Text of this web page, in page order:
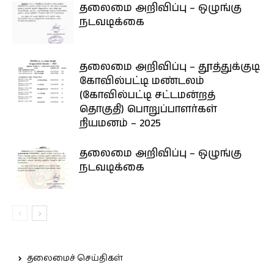
தலைமை அறிவிப்பு – ஒழுங்கு
நடவடிக்கை
தலைமை அறிவிப்பு – தூத்துக்குடி
கோவில்பட்டி மண்டலம்
(கோவில்பட்டி சட்டமன்றத்
தொகுதி) பொறுப்பாளர்கள்
நியமனம் – 2025
தலைமை அறிவிப்பு – ஒழுங்கு
நடவடிக்கை
தலைமைச் செய்திகள்